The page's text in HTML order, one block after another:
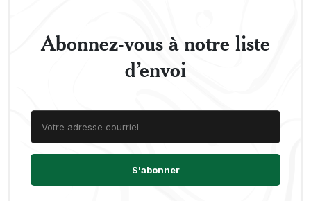
Abonnez-vous à notre liste
d’envoi